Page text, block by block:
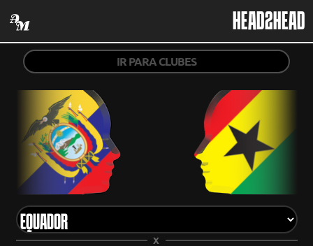
HEAD2HEAD
IR PARA CLUBES
X